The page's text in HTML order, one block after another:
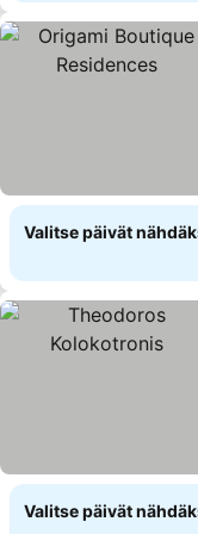
Valitse päivät
Valitse päivät